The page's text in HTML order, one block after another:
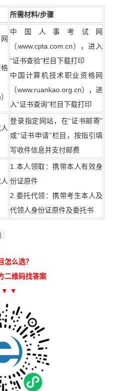
所需材料/步骤
中国人事考试网
（www.cpta.com.cn），进入
“证书查验”栏目下载打印
中国计算机技术职业资格网
（www.ruankao.org.cn），进
入“证书查询”栏目下载打印
登录指定网站，在“证书邮寄”
或“证书申请”栏目，按指引填
写收件信息并支付邮费
1.本人领取：携带本人有效身
份证原件
2.委托代领：携带考生本人及
代领人身份证原件及委托书
怎么选？
二维码找答案
▼ ▼